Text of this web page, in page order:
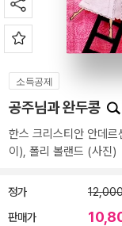
소득공제
공주님과 완두콩
한스 크리스티안 안데르
이), 폴리 볼랜드 (사진)
정가
판매가